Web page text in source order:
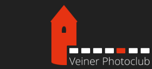
Aller au contenu principal